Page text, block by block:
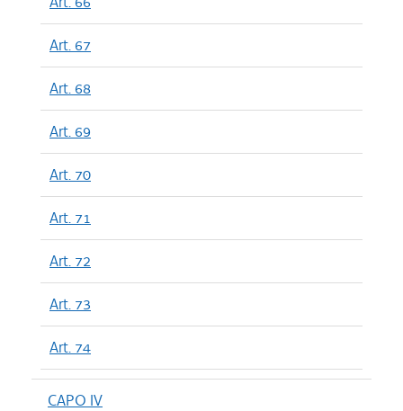
Art. 67
Art. 68
Art. 69
Art. 70
Art. 71
Art. 72
Art. 73
Art. 74
CAPO IV